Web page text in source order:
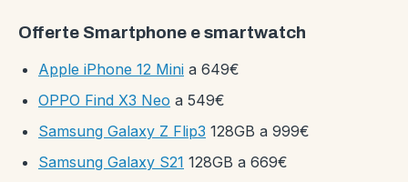
Offerte Smartphone e smartwatch
Apple iPhone 12 Mini a 649€
OPPO Find X3 Neo a 549€
Samsung Galaxy Z Flip3 128GB a 999€
Samsung Galaxy S21 128GB a 669€